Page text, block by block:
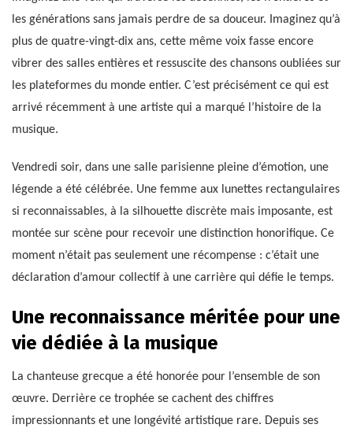
les générations sans jamais perdre de sa douceur. Imaginez qu’à
plus de quatre-vingt-dix ans, cette même voix fasse encore
vibrer des salles entières et ressuscite des chansons oubliées sur
les plateformes du monde entier. C’est précisément ce qui est
arrivé récemment à une artiste qui a marqué l’histoire de la
musique.
Vendredi soir, dans une salle parisienne pleine d’émotion, une
légende a été célébrée. Une femme aux lunettes rectangulaires
si reconnaissables, à la silhouette discrète mais imposante, est
montée sur scène pour recevoir une distinction honorifique. Ce
moment n’était pas seulement une récompense : c’était une
déclaration d’amour collectif à une carrière qui défie le temps.
Une reconnaissance méritée pour une
vie dédiée à la musique
La chanteuse grecque a été honorée pour l’ensemble de son
œuvre. Derrière ce trophée se cachent des chiffres
impressionnants et une longévité artistique rare. Depuis ses